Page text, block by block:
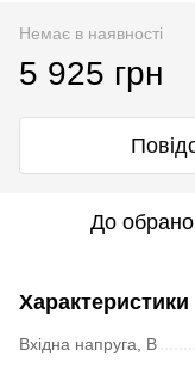
Немає в наявності
5 925 грн
До
Характеристики
Вхідна напруга, В